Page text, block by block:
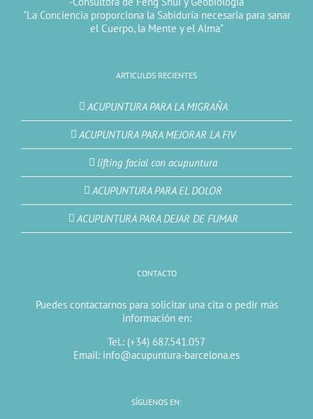
"La Conciencia proporciona la Sabiduría necesaria para sanar
el Cuerpo, la Mente y el Alma"
ARTICULOS RECIENTES
ACUPUNTURA PARA LA MIGRAÑA
ACUPUNTURA PARA MEJORAR LA FIV
lifting facial con acupuntura
ACUPUNTURA PARA EL DOLOR
ACUPUNTURA PARA DEJAR DE FUMAR
CONTACTO
Puedes contactarnos para solicitar una cita o pedir más
información en:
Tel.: (+34) 687.541.057
Email: info@acupuntura-barcelona.es
SÍGUENOS EN: